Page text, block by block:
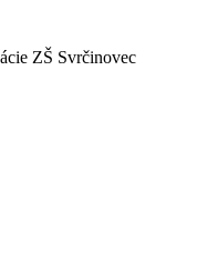
ZŠ Svrčinovec